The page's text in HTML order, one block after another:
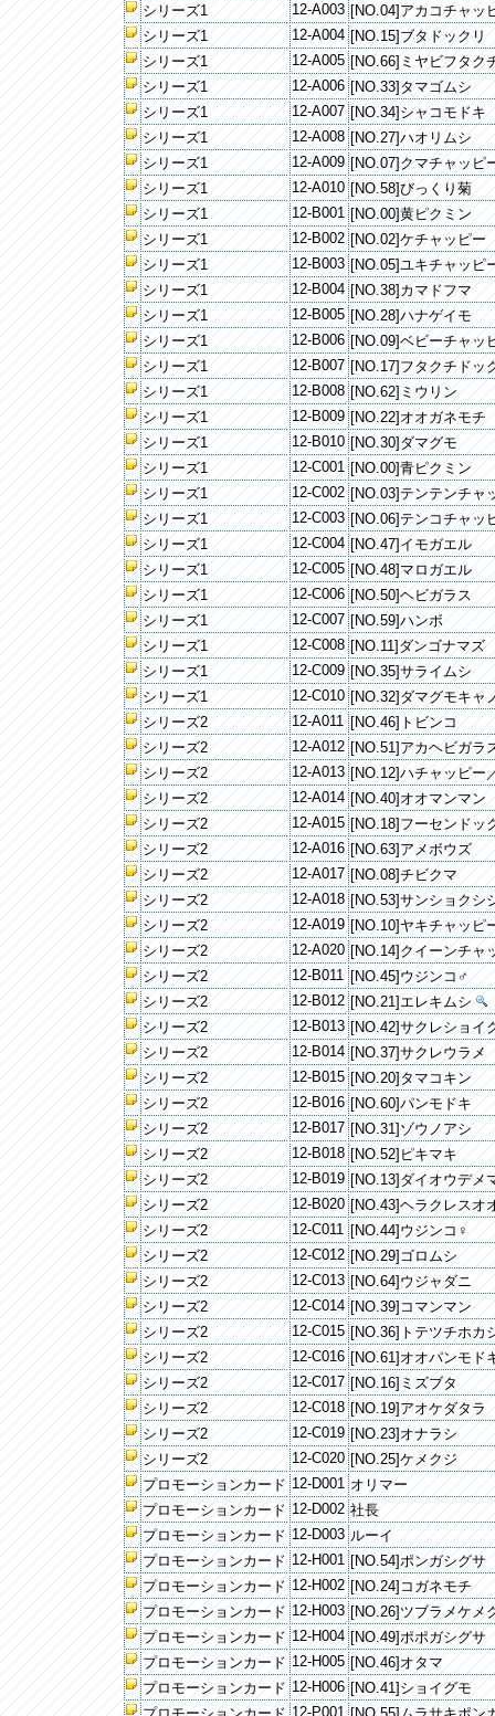
シリーズ1
12-A003 [NO.04]アカコチャッ
シリーズ1
12-A004 [NO.15]ブタドックリ
シリーズ1
12-A005 [NO.66]ミヤビフタク
シリーズ1
12-A006 [NO.33]タマゴムシ
シリーズ1
12-A007 [NO.34]シャコモドキ
シリーズ1
12-A008 [NO.27]ハオリムシ
シリーズ1
12-A009 [NO.07]クマチャッピ
シリーズ1
12-A010 [NO.58]びっくり菊
シリーズ1
12-B001 [NO.00]黄ピクミン
シリーズ1
12-B002 [NO.02]ケチャッピー
シリーズ1
12-B003 [NO.05]ユキチャッピ
シリーズ1
12-B004 [NO.38]カマドフマ
シリーズ1
12-B005 [NO.28]ハナゲイモ
シリーズ1
12-B006 [NO.09]ベビーチャッ
シリーズ1
12-B007 [NO.17]フタクチドッ
シリーズ1
12-B008 [NO.62]ミウリン
シリーズ1
12-B009 [NO.22]オオガネモチ
シリーズ1
12-B010 [NO.30]ダマグモ
シリーズ1
12-C001 [NO.00]青ピクミン
シリーズ1
12-C002 [NO.03]テンテンチャ
シリーズ1
12-C003 [NO.06]テンコチャッ
シリーズ1
12-C004 [NO.47]イモガエル
シリーズ1
12-C005 [NO.48]マロガエル
シリーズ1
12-C006 [NO.50]ヘビガラス
シリーズ1
12-C007 [NO.59]ハンボ
シリーズ1
12-C008 [NO.11]ダンゴナマズ
シリーズ1
12-C009 [NO.35]サライムシ
シリーズ1
12-C010 [NO.32]ダマグモキャ
シリーズ2
12-A011 [NO.46]トビンコ
シリーズ2
12-A012 [NO.51]アカヘビガラ
シリーズ2
12-A013 [NO.12]ハチャッピー
シリーズ2
12-A014 [NO.40]オオマンマン
シリーズ2
12-A015 [NO.18]フーセンドッ
シリーズ2
12-A016 [NO.63]アメボウズ
シリーズ2
12-A017 [NO.08]チビクマ
シリーズ2
12-A018 [NO.53]サンショクシ
シリーズ2
12-A019 [NO.10]ヤキチャッピ
シリーズ2
12-A020 [NO.14]クイーンチャ
シリーズ2
12-B011 [NO.45]ウジンコ♂
シリーズ2
12-B012 [NO.21]エレキムシ
シリーズ2
12-B013 [NO.42]サクレショイ
シリーズ2
12-B014 [NO.37]サクレウラメ
シリーズ2
12-B015 [NO.20]タマコキン
シリーズ2
12-B016 [NO.60]パンモドキ
シリーズ2
12-B017 [NO.31]ゾウノアシ
シリーズ2
12-B018 [NO.52]ピキマキ
シリーズ2
12-B019 [NO.13]ダイオウデメ
シリーズ2
12-B020 [NO.43]ヘラクレスオ
シリーズ2
12-C011 [NO.44]ウジンコ♀
シリーズ2
12-C012 [NO.29]ゴロムシ
シリーズ2
12-C013 [NO.64]ウジャダニ
シリーズ2
12-C014 [NO.39]コマンマン
シリーズ2
12-C015 [NO.36]トテツチホカ
シリーズ2
12-C016 [NO.61]オオパンモド
シリーズ2
12-C017 [NO.16]ミズブタ
シリーズ2
12-C018 [NO.19]アオケダタラ
シリーズ2
12-C019 [NO.23]オナラシ
シリーズ2
12-C020 [NO.25]ケメクジ
プロモーションカード 12-D001 オリマー
プロモーションカード 12-D002 社長
プロモーションカード 12-D003 ルーイ
プロモーションカード 12-H001 [NO.54]ポンガシグサ
プロモーションカード 12-H002 [NO.24]コガネモチ
プロモーションカード 12-H003 [NO.26]ツブラメケメ
プロモーションカード 12-H004 [NO.49]ポポガシグサ
プロモーションカード 12-H005 [NO.46]オタマ
プロモーションカード 12-H006 [NO.41]ショイグモ
12-P001